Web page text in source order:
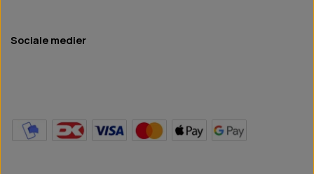
Sociale medier